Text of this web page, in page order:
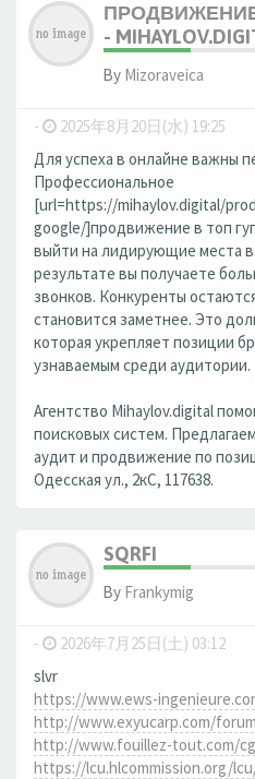
-
By Mizoraveica
- 2025年8月20日(水) 19:25
Для успеха в онлайне важны
Профессиональное
[url=https://mihaylov.digital/
google/]продвижение в топ
выйти на лидирующие места
результате вы получаете
звонков. Конкуренты
становится заметнее. Это
которая укрепляет позиции
узнаваемым среди аудитории.
Агентство Mihaylov.digital
поисковых систем.
аудит и продвижение по
Одесская ул., 2кС, 117638.
SQRFI
By Frankymig
- 2026年7月25日(土) 03:12
slvr
https://www.ews-
http://www.exyucarp.com/
http://www.fouillez-tout.com/
https://lcu.hlcommission.org/